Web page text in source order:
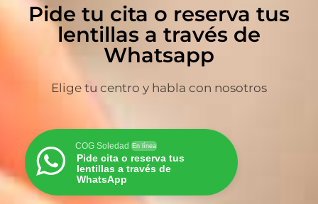
Pide tu cita o reserva tus
lentillas a través de
Whatsapp
Elige tu centro y habla con nosotros
COG Soledad En línea
Pide cita o reserva tus
lentillas a través de
WhatsApp